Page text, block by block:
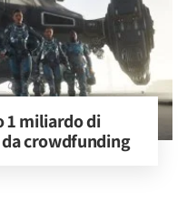
1 miliardo di
crowdfunding